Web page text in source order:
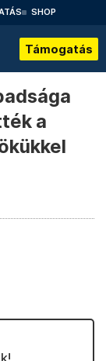
SHOP
Támogatás
a